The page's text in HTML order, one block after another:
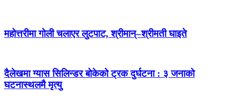
महोत्तरीमा गोली चलाएर लुटपाट, श्रीमान्–श्रीमती घाइते
दैलेखमा ग्यास सिलिन्डर बोकेको ट्रक दुर्घटना : ३ जनाको
घटनास्थलमै मृत्यु